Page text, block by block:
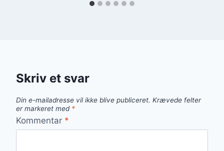
Skriv et svar
Din e-mailadresse vil ikke blive publiceret. Krævede felter
er markeret med *
Kommentar *